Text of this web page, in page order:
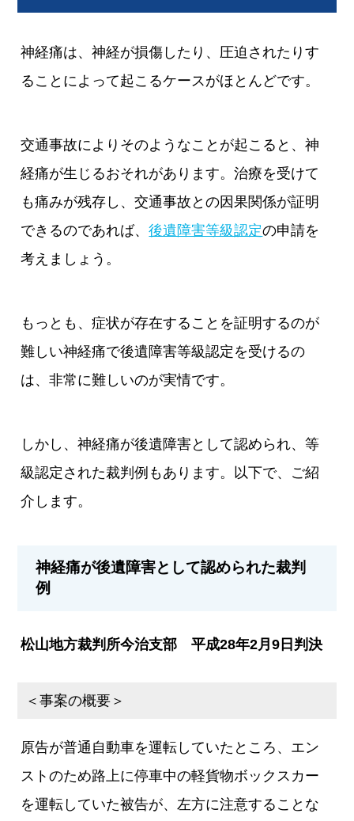
神経痛は、神経が損傷したり、圧迫されたりす
ることによって起こるケースがほとんどです。
交通事故によりそのようなことが起こると、神
経痛が生じるおそれがあります。治療を受けて
も痛みが残存し、交通事故との因果関係が証明
できるのであれば、後遺障害等級認定の申請を
考えましょう。
もっとも、症状が存在することを証明するのが
難しい神経痛で後遺障害等級認定を受けるの
は、非常に難しいのが実情です。
しかし、神経痛が後遺障害として認められ、等
級認定された裁判例もあります。以下で、ご紹
介します。
神経痛が後遺障害として認められた裁判
例
松山地方裁判所今治支部 平成28年2月9日判決
＜事案の概要＞
原告が普通自動車を運転していたところ、エン
ストのため路上に停車中の軽貨物ボックスカー
を運転していた被告が、左方に注意することな